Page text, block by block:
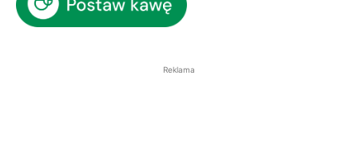
Reklama